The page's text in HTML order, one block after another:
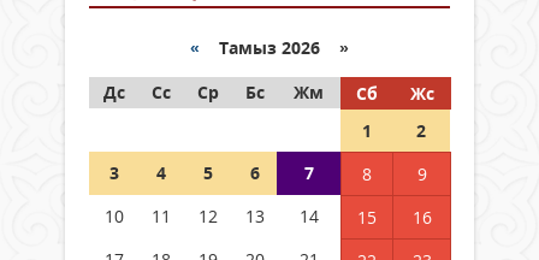
« Тамыз 2026 »
Дс
Сс Ср Бс Жм Сб
Жс
1
2
3
4 5 6 7 8
9
10
11 12 13 14 15
16